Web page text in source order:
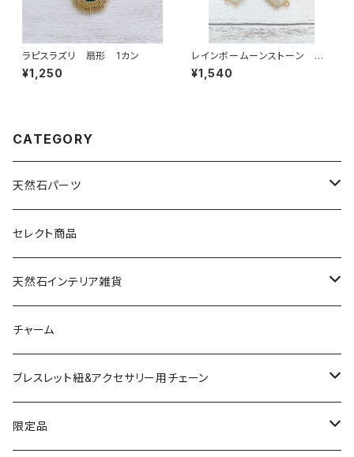
ラピスラズリ 扇形 1カン
¥1,250
レインボームーンストーン ス
クエア型 2カン
¥1,540
CATEGORY
天然石パーツ
天然石
ドゥルージー
ソーラークォーツ
コッパー
アゲート
セレクト商品
天然石インテリア雑貨
天然石スライスコースター
天然石キャンドルホルダー
チャーム
ブレスレット紐&アクセサリー用チェーン
ネックレスチェーン
限定品